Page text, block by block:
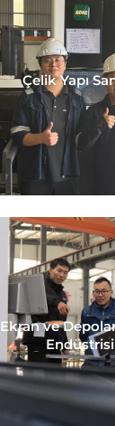
Çelik Yapı
Ekran ve
Endüstrisi